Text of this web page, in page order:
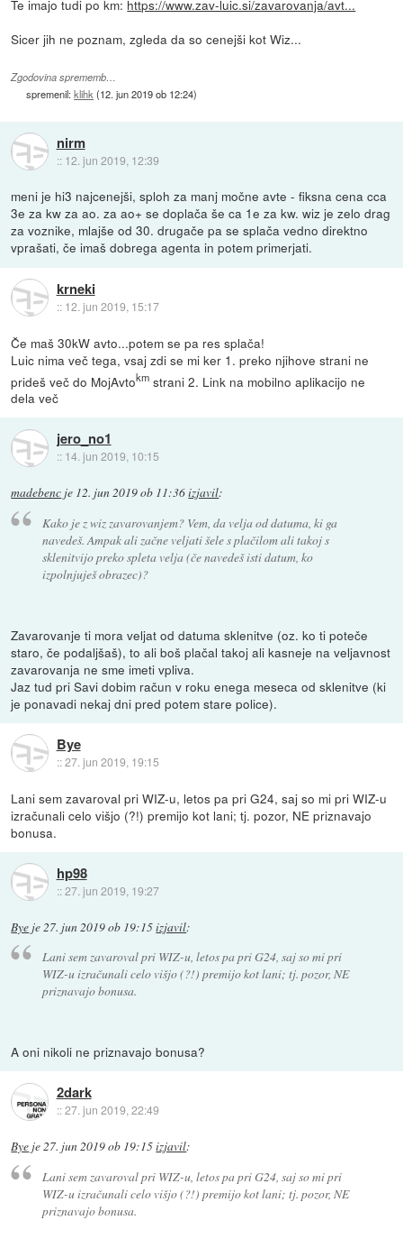
Te imajo tudi po km: https://www.zav-luic.si/zavarovanja/avt...
Sicer jih ne poznam, zgleda da so cenejši kot Wiz...
Zgodovina sprememb…
spremenil:klihk (12. jun 2019 ob 12:24)
nirm
:: 12. jun 2019, 12:39
meni je hi3 najcenejši, sploh za manj močne avte - fiksna cena cca
3e za kw za ao. za ao+ se doplača še ca 1e za kw. wiz je zelo drag
za voznike, mlajše od 30. drugače pa se splača vedno direktno
vprašati, če imaš dobrega agenta in potem primerjati.
krneki
:: 12. jun 2019, 15:17
Če maš 30kW avto...potem se pa res splača!
Luic nima več tega, vsaj zdi se mi ker 1. preko njihove strani ne
prideš več do MojAvtokm strani 2. Link na mobilno aplikacijo ne
dela več
jero_no1
:: 14. jun 2019, 10:15
madebenc je 12. jun 2019 ob 11:36izjavil:
Kako je z wiz zavarovanjem? Vem, da velja od datuma, ki ga
navedeš. Ampak ali začne veljati šele s plačilom ali takoj s
sklenitvijo preko spleta velja (če navedeš isti datum, ko
izpolnjuješ obrazec)?
Zavarovanje ti mora veljat od datuma sklenitve (oz. ko ti poteče
staro, če podaljšaš), to ali boš plačal takoj ali kasneje na veljavnost
zavarovanja ne sme imeti vpliva.
Jaz tud pri Savi dobim račun v roku enega meseca od sklenitve (ki
je ponavadi nekaj dni pred potem stare police).
Bye
::27. jun 2019, 19:15
Lani sem zavaroval pri WIZ-u, letos pa pri G24, saj so mi pri WIZ-u
izračunali celo višjo (?!) premijo kot lani; tj. pozor, NE priznavajo
bonusa.
hp98
::27. jun 2019, 19:27
Bye je27. jun 2019 ob 19:15izjavil:
Lani sem zavaroval pri WIZ-u, letos pa pri G24, saj so mi pri
WIZ-u izračunali celo višjo (?!) premijo kot lani; tj. pozor, NE
priznavajo bonusa.
A oni nikoli ne priznavajo bonusa?
2dark
::27. jun 2019, 22:49
Bye je27. jun 2019 ob 19:15izjavil:
Lani sem zavaroval pri WIZ-u, letos pa pri G24, saj so mi pri
WIZ-u izračunali celo višjo (?!) premijo kot lani; tj. pozor, NE
priznavajo bonusa.